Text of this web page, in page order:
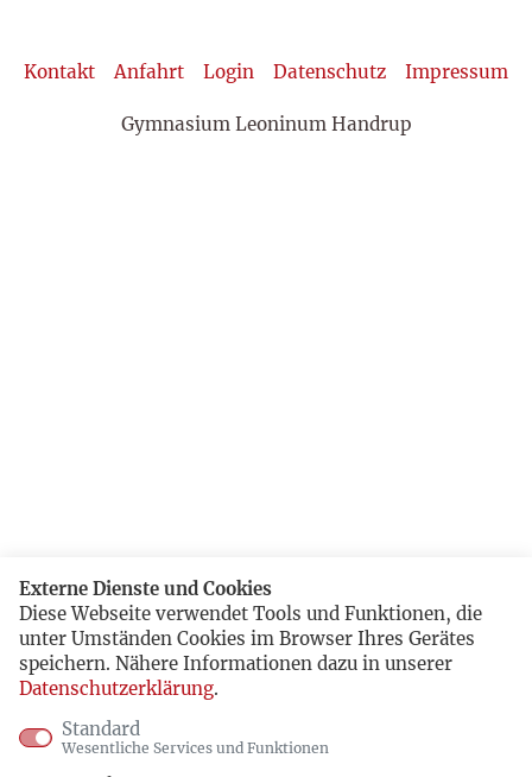
Kontakt Anfahrt Login Datenschutz Impressum
Gymnasium Leoninum Handrup
Externe Dienste und Cookies
Diese Webseite verwendet Tools und Funktionen, die
unter Umständen Cookies im Browser Ihres Gerätes
speichern. Nähere Informationen dazu in unserer
Datenschutzerklärung.
Standard
Wesentliche Services und Funktionen